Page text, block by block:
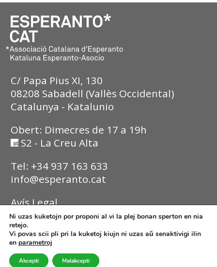
C/ Papa Pius XI, 130
08208 Sabadell (Vallès Occidental)
Catalunya - Katalunio
Obert: Dimecres de 17 a 19h
S2 - La Creu Alta
Tel: +34 937 163 633
info@esperanto.cat
Avís Legal
Política de Privadesa
Política de Cookies
Ni uzas kuketojn por proponi al vi la plej bonan sperton en nia
retejo.
Vi povas scii pli pri la kuketoj kiujn ni uzas aŭ senaktivigi ilin
en parametroj
Akcepti Malakcepti